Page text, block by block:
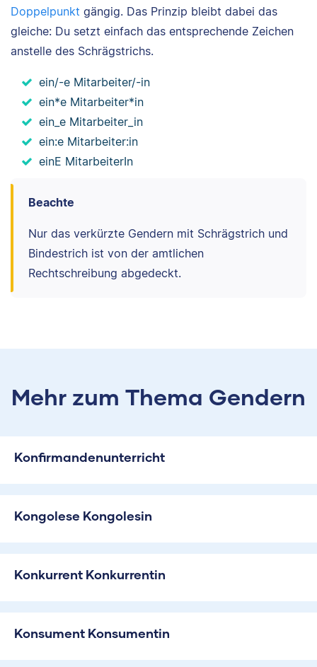
Doppelpunkt gängig. Das Prinzip bleibt dabei das
gleiche: Du setzt einfach das entsprechende Zeichen
anstelle des Schrägstrichs.
ein/-e Mitarbeiter/-in
ein*e Mitarbeiter*in
ein_e Mitarbeiter_in
ein:e Mitarbeiter:in
einE MitarbeiterIn
Beachte
Nur das verkürzte Gendern mit Schrägstrich und
Bindestrich ist von der amtlichen
Rechtschreibung abgedeckt.
Mehr zum Thema Gendern
Konfirmandenunterricht
Kongolese Kongolesin
Konkurrent Konkurrentin
Konsument Konsumentin